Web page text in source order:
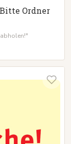
Ordner